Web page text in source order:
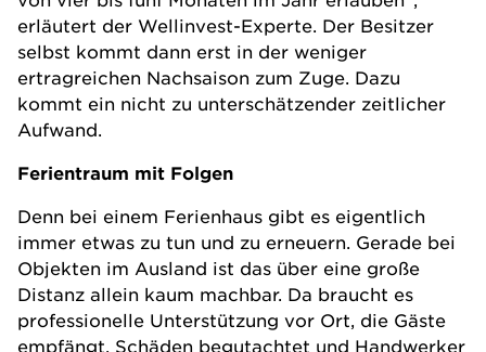
erläutert der Wellinvest-Experte. Der Besitzer
selbst kommt dann erst in der weniger
ertragreichen Nachsaison zum Zuge. Dazu
kommt ein nicht zu unterschätzender zeitlicher
Aufwand.
Ferientraum mit Folgen
Denn bei einem Ferienhaus gibt es eigentlich
immer etwas zu tun und zu erneuern. Gerade bei
Objekten im Ausland ist das über eine große
Distanz allein kaum machbar. Da braucht es
professionelle Unterstützung vor Ort, die Gäste
empfängt, Schäden begutachtet und Handwerker